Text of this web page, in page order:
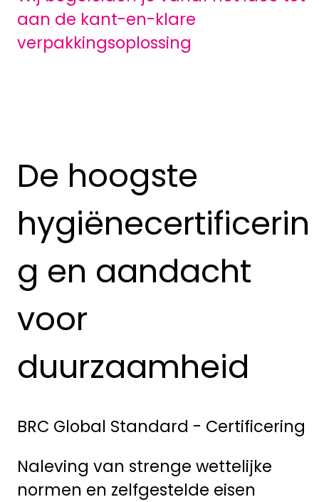
aan de kant-en-klare
verpakkingsoplossing
De hoogste
hygiënecertificerin
g en aandacht
voor
duurzaamheid
BRC Global Standard - Certificering
Naleving van strenge wettelijke
normen en zelfgestelde eisen